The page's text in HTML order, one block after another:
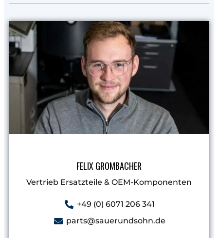
FELIX GROMBACHER
Vertrieb Ersatzteile & OEM-Komponenten
+49 (0) 6071 206 341
parts@sauerundsohn.de